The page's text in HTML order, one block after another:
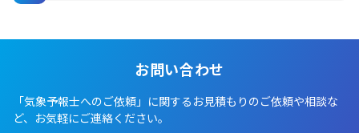
お問い合わせ
「気象予報士へのご依頼」に関するお見積もりのご依頼や相談な
ど、お気軽にご連絡ください。